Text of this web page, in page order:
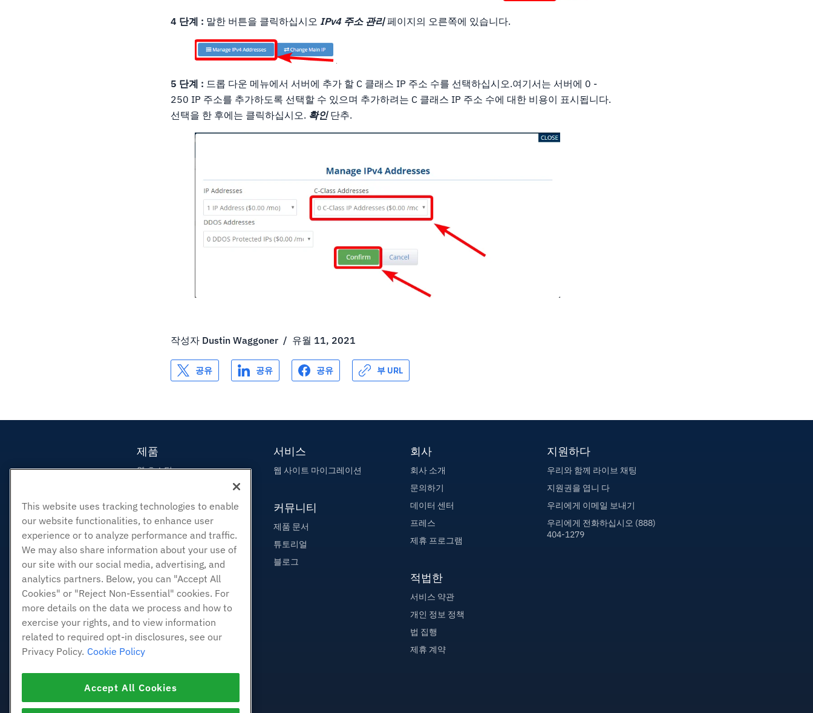
4 단계 : 말한 버튼을 클릭하십시오 IPv4 주소 관리페이지의 오른쪽에 있습니다.
5 단계 : 드롭 다운 메뉴에서 서버에 추가 할 C 클래스 IP 주소 수를 선택하십시오.여기서는 서버에 0 -
250 IP 주소를 추가하도록 선택할 수 있으며 추가하려는 C 클래스 IP 주소 수에 대한 비용이 표시됩니다.
선택을 한 후에는 클릭하십시오. 확인단추.
작성자 Dustin Waggoner / 유월 11, 2021
공유 공유 공유 부 URL
제품
웹 호스팅
리셀러 호스팅
화이트 라벨 리셀러
관리되는 리눅스 VPS
관리되지 않는 리눅스 VPS
관리 창 VPS
관리되지 않는 Windows VPS
클라우드 서버
로드 밸런서
서비스
웹 사이트 마이그레이션
커뮤니티
제품 문서
튜토리얼
블로그
회사
회사 소개
문의하기
데이터 센터
프레스
제휴 프로그램
적법한
서비스 약관
개인 정보 정책
법 집행
제휴 계약
지원하다
우리와 함께 라이브 채팅
지원권을 엽니 다
우리에게 이메일 보내기
우리에게 전화하십시오 (888)
404-1279
This website uses tracking technologies to enable
our website functionalities, to enhance user
experience or to analyze performance and traffic.
We may also share information about your use of
our site with our social media, advertising, and
analytics partners. Below, you can "Accept All
Cookies" or "Reject Non-Essential" cookies. For
more details on the data we process and how to
exercise your rights, and to view information
related to required opt-in disclosures, see our
Privacy Policy. Cookie Policy
Accept All Cookies